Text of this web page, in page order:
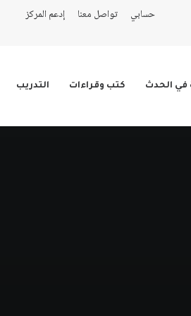
حسابي تواصل معنا إدعم المركز
في الحدث كتب وقراءات التدريب